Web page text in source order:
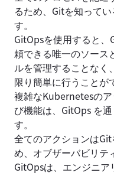
るため、Gitを知って
す。
GitOpsを使用すると
頼できる唯一のソース
ルを管理することなく
限り簡単に行うことが
複雑なKubernetesの
び機能は、GitOps を
す。
全てのアクションは
め、オブザーバビリテ
GitOpsは、エンジニ